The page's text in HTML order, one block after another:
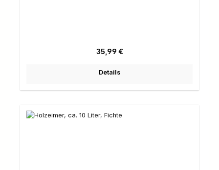
Regulärer Preis:
35,99 €
Details